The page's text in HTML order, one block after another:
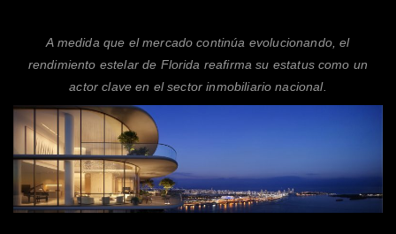
A medida que el mercado continúa evolucionando, el
rendimiento estelar de Florida reafirma su estatus como un
actor clave en el sector inmobiliario nacional.